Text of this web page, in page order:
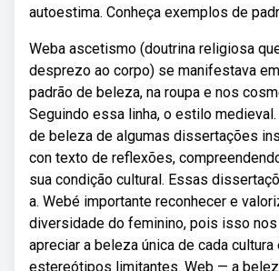
autoestima. Conheça exemplos de
Weba ascetismo (doutrina religiosa
desprezo ao corpo) se manifestava
padrão de beleza, na roupa e nos
Seguindo essa linha, o estilo
de beleza de algumas dissertações
con­ texto de reflexões,
sua condição cultural. Essas
a. Webé importante reconhecer e
diversidade do feminino, pois isso
apreciar a beleza única de cada
estereótipos limitantes. Web — a